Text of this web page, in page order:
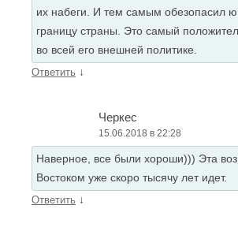
их набеги. И тем самым обезопасил
границу страны. Это самый
во всей его внешней политике.
Ответить ↓
Черкес
15.06.2018 в 22:28
Наверное, все были хороши))) Эта
Востоком уже скоро тысячу лет идет.
Ответить ↓